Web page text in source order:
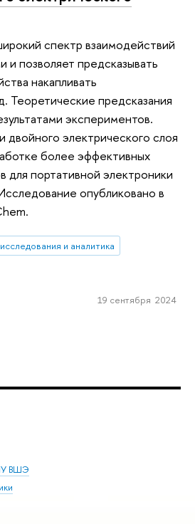
спектр взаимодействий
и позволяет предсказывать
накапливать
Теоретические предсказания
экспериментов.
электрического слоя
более эффективных
для портативной электроники
опубликовано в
исследования и аналитика
19 сентября 2024
ВШЭ